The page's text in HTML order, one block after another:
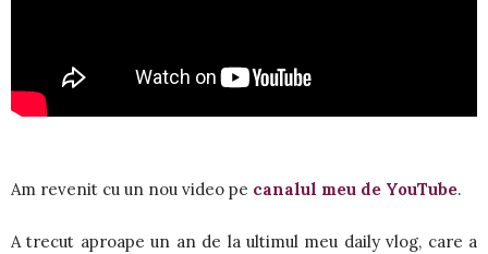
Am revenit cu un nou video pe canalul meu de YouTube.
A trecut aproape un an de la ultimul meu daily vlog, care a